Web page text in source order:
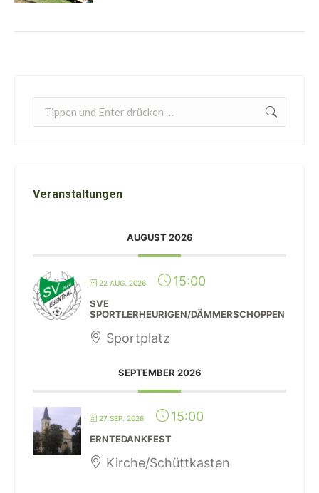
Search:
Veranstaltungen
AUGUST 2026
22 AUG. 2026 15:00
SVE
SPORTLERHEURIGEN/DÄMMERSCHOPPEN
Sportplatz
SEPTEMBER 2026
27 SEP. 2026 15:00
ERNTEDANKFEST
Kirche/Schüttkasten